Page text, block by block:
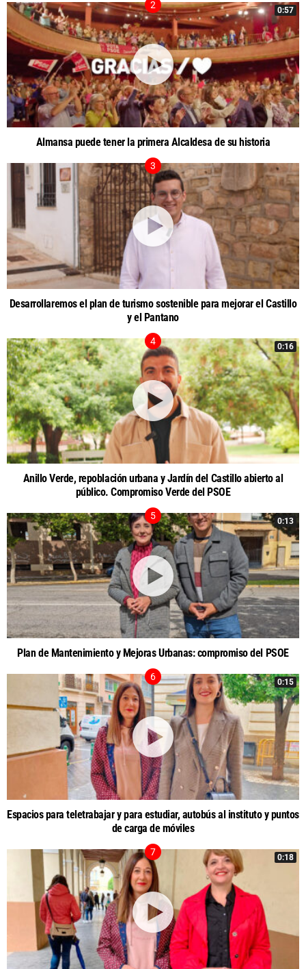
0:57
Almansa puede tener la primera Alcaldesa de su historia
Desarrollaremos el plan de turismo sostenible para mejorar el Castillo
y el Pantano
0:16
Anillo Verde, repoblación urbana y Jardín del Castillo abierto al
público. Compromiso Verde del PSOE
0:13
Plan de Mantenimiento y Mejoras Urbanas: compromiso del PSOE
0:15
Espacios para teletrabajar y para estudiar, autobús al instituto y puntos
de carga de móviles
0:18